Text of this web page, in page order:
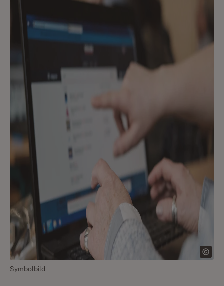
Symbolbild